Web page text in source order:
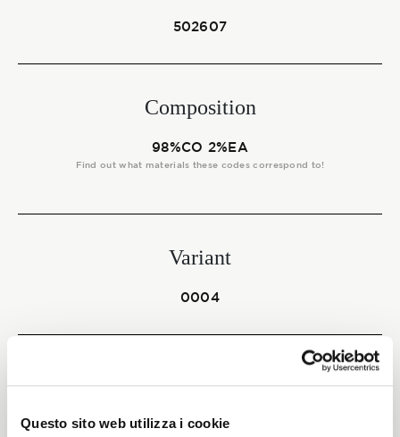
Questo sito web utilizza i cookie
502607
Composition
98%CO 2%EA
Find out what materials these codes correspond to!
Variant
0004
210 G/MLIN
NEWS
CONTACT US